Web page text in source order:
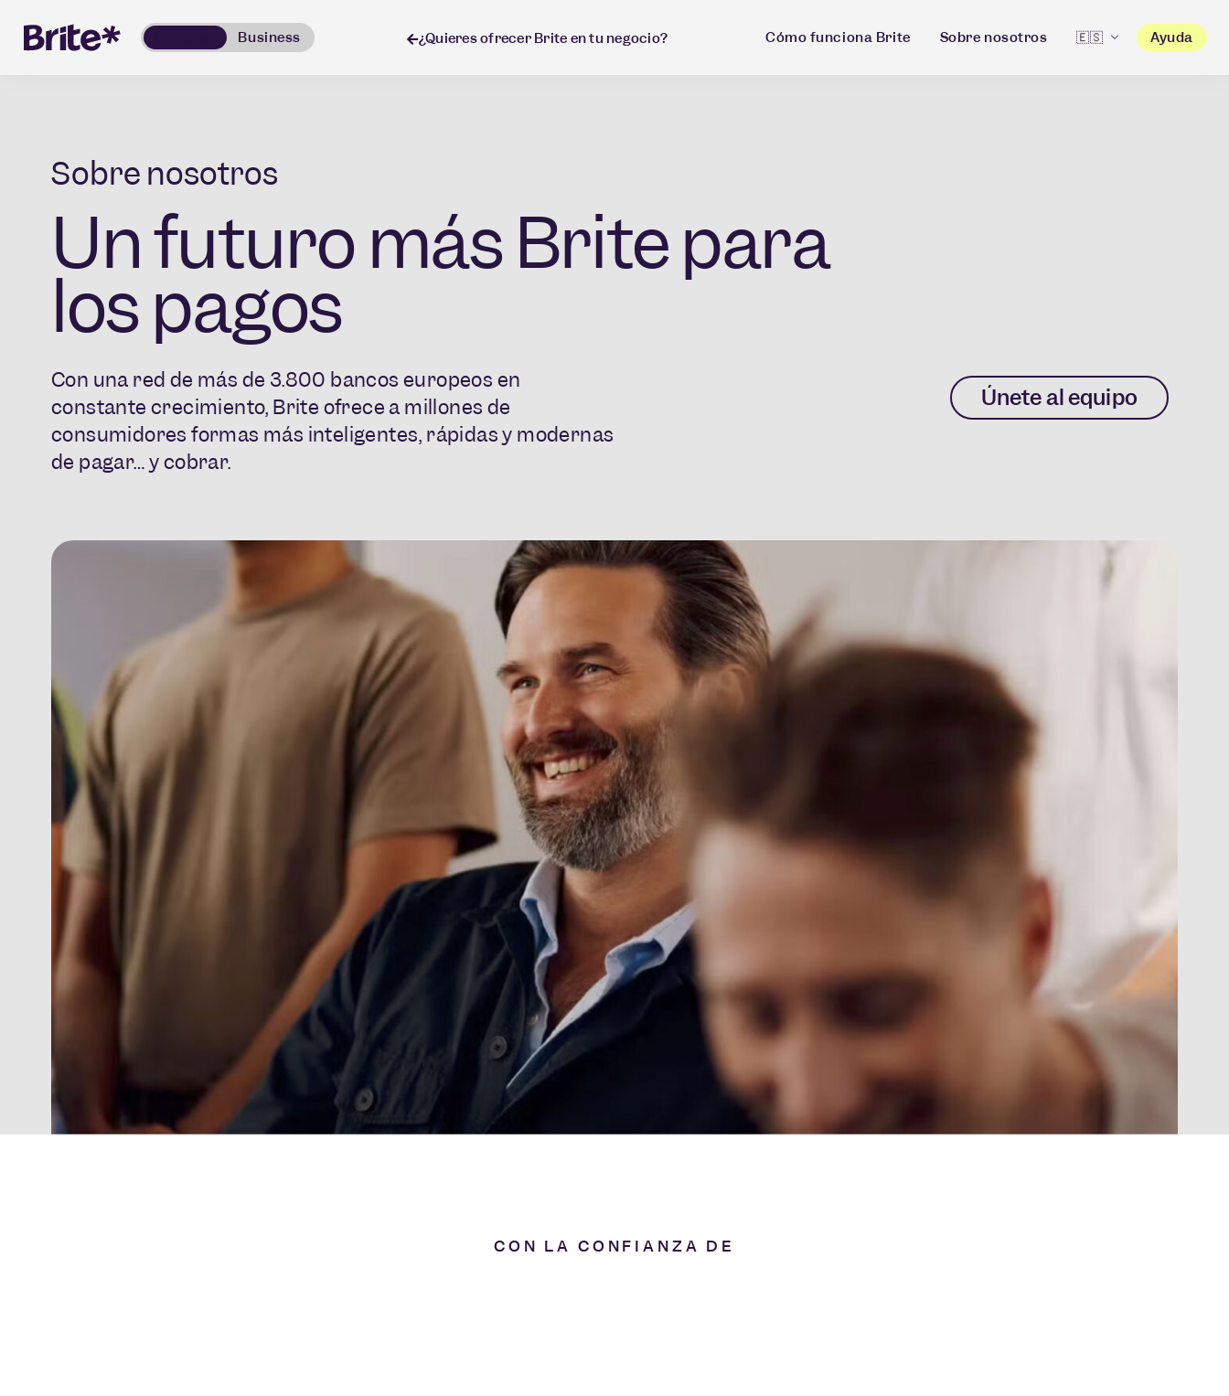
Business ¿Quieres ofrecer Brite en tu negocio? Cómo funciona Brite Sobre nosotros 🇪🇸 Ayuda
Sobre nosotros
Un futuro más Brite para
los pagos
Con una red de más de 3.800 bancos europeos en
constante crecimiento, Brite ofrece a millones de
consumidores formas más inteligentes, rápidas y modernas
de pagar… y cobrar.
Únete al equipo
CON LA CONFIANZA DE